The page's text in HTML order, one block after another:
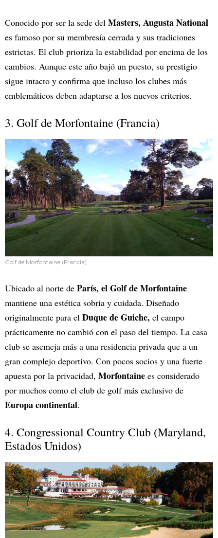
Conocido por ser la sede del Masters, Augusta National
es famoso por su membresía cerrada y sus tradiciones
estrictas. El club prioriza la estabilidad por encima de los
cambios. Aunque este año bajó un puesto, su prestigio
sigue intacto y confirma que incluso los clubes más
emblemáticos deben adaptarse a los nuevos criterios.
3. Golf de Morfontaine (Francia)
Golf de Morfontaine (Francia).
Ubicado al norte de París, el Golf de Morfontaine
mantiene una estética sobria y cuidada. Diseñado
originalmente para el Duque de Guiche, el campo
prácticamente no cambió con el paso del tiempo. La casa
club se asemeja más a una residencia privada que a un
gran complejo deportivo. Con pocos socios y una fuerte
apuesta por la privacidad, Morfontaine es considerado
por muchos como el club de golf más exclusivo de
Europa continental.
4. Congressional Country Club (Maryland,
Estados Unidos)